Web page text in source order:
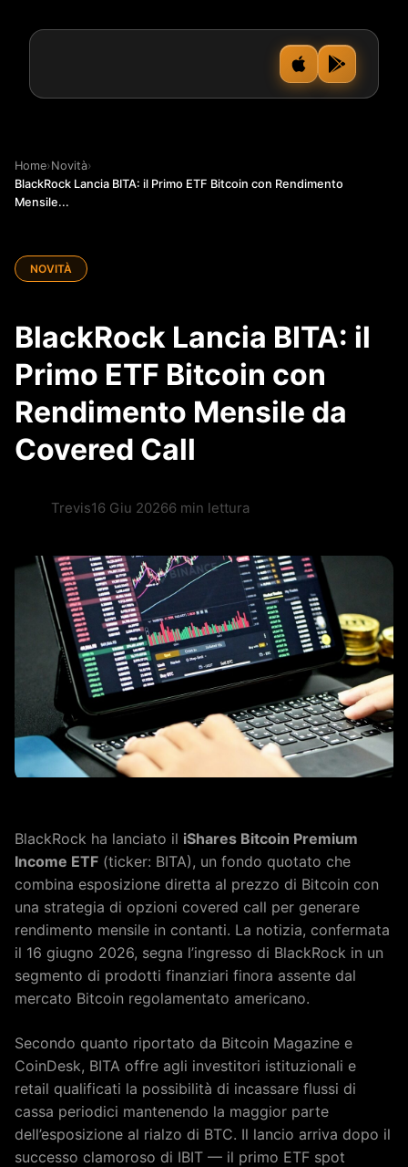
Home›Novità›
BlackRock Lancia BITA: il Primo ETF Bitcoin con Rendimento
Mensile...
NOVITÀ
BlackRock Lancia BITA: il
Primo ETF Bitcoin con
Rendimento Mensile da
Covered Call
Trevis16 Giu 20266 min lettura
BlackRock ha lanciato il iShares Bitcoin Premium
Income ETF (ticker: BITA), un fondo quotato che
combina esposizione diretta al prezzo di Bitcoin con
una strategia di opzioni covered call per generare
rendimento mensile in contanti. La notizia, confermata
il 16 giugno 2026, segna l’ingresso di BlackRock in un
segmento di prodotti finanziari finora assente dal
mercato Bitcoin regolamentato americano.
Secondo quanto riportato da Bitcoin Magazine e
CoinDesk, BITA offre agli investitori istituzionali e
retail qualificati la possibilità di incassare flussi di
cassa periodici mantenendo la maggior parte
dell’esposizione al rialzo di BTC. Il lancio arriva dopo il
successo clamoroso di IBIT — il primo ETF spot